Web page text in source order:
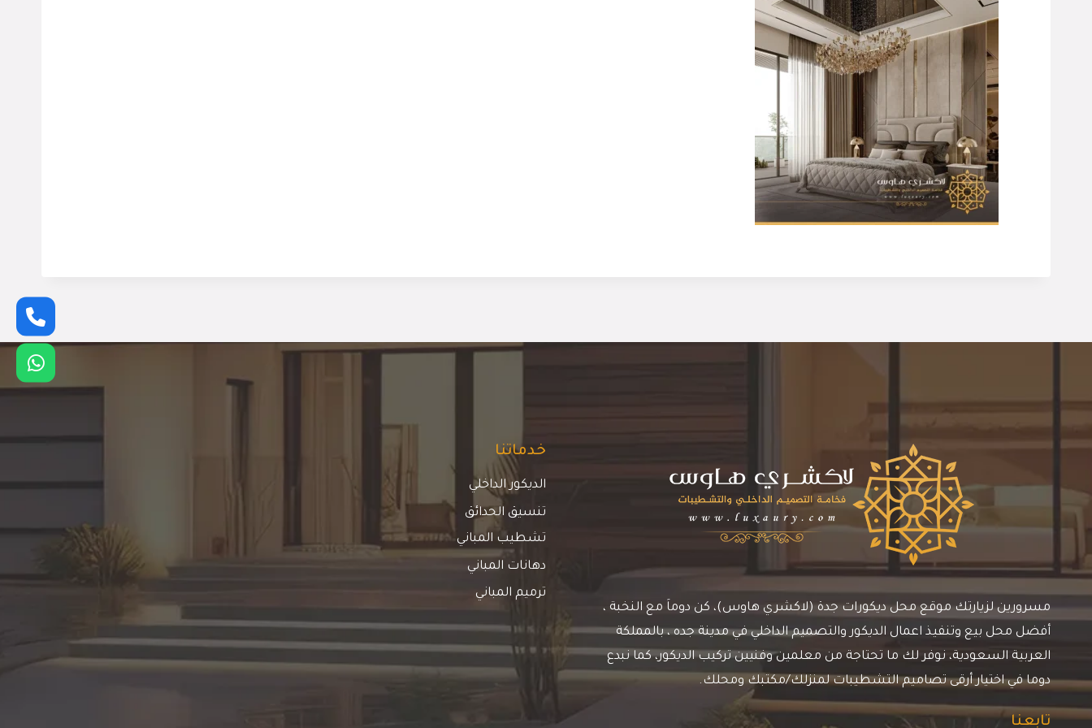
مسرورين لزيارتك موقع محل ديكورات جدة (لاكشري هاوس)، كن دوماَ مع النخبة ،
أفضل محل بيع وتنفيذ اعمال الديكور والتصميم الداخلي في مدينة جده ، بالمملكة
العربية السعودية، نوفر لك ما تحتاجة من معلمين وفنيين تركيب الديكور، كما نبدع
دوما في اختيار أرقى تصاميم التشطيبات لمنزلك/مكتبك ومحلك.
تابعنا
خدماتنا
الديكور الداخلي
تنسيق الحدائق
تشطيب المباني
دهانات المباني
ترميم المباني